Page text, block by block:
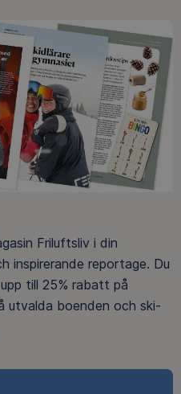
Friluftsliv i din
inspirerande reportage. Du
till 25% rabatt på
utvalda boenden och ski-